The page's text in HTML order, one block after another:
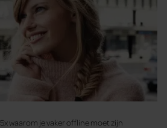
5x waarom je vaker offline moet zijn